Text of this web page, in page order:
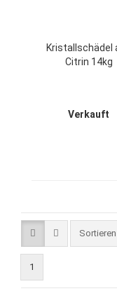
Kristallschädel
Citrin 14kg
Verkauft
1